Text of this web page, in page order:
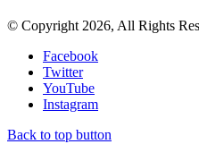
© Copyright 2026, All Rights
Facebook
Twitter
YouTube
Instagram
Back to top button